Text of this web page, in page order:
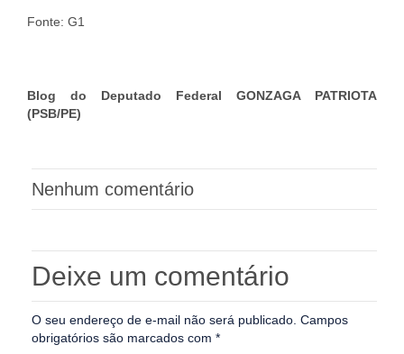
Fonte: G1
Blog do Deputado Federal GONZAGA PATRIOTA
(PSB/PE)
Nenhum comentário
Deixe um comentário
O seu endereço de e-mail não será publicado. Campos
obrigatórios são marcados com *